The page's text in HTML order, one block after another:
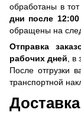
обработаны в
дни после
обращены на
Отправка
рабочих дней ,
После отгрузки
транспортной
Доставка